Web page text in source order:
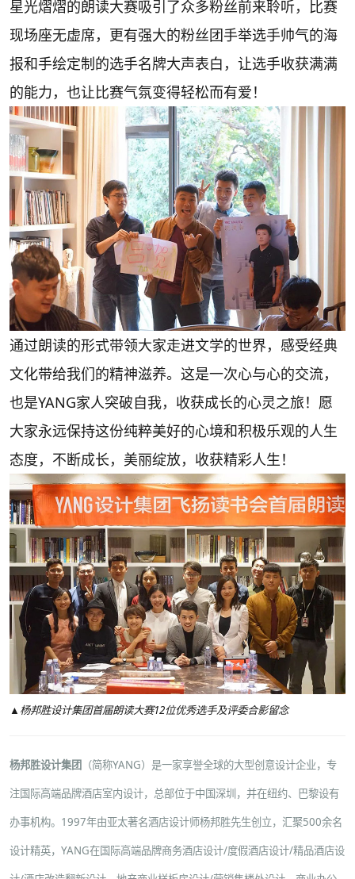
星光熠熠的朗读大赛吸引了众多粉丝前来聆听，比赛
现场座无虚席，更有强大的粉丝团手举选手帅气的海
报和手绘定制的选手名牌大声表白，让选手收获满满
的能力，也让比赛气氛变得轻松而有爱！
通过朗读的形式带领大家走进文学的世界，感受经典
文化带给我们的精神滋养。这是一次心与心的交流，
也是YANG家人突破自我，收获成长的心灵之旅！愿
大家永远保持这份纯粹美好的心境和积极乐观的人生
态度，不断成长，美丽绽放，收获精彩人生！
▲杨邦胜设计集团首届朗读大赛12位优秀选手及评委合影留念
杨邦胜设计集团 （简称YANG）是一家享誉全球的大型创意设计企业，专
注国际高端品牌酒店室内设计，总部位于中国深圳，并在纽约、巴黎设有
办事机构。1997年由亚太著名酒店设计师杨邦胜先生创立，汇聚500余名
设计精英，YANG在国际高端品牌商务酒店设计/度假酒店设计/精品酒店设